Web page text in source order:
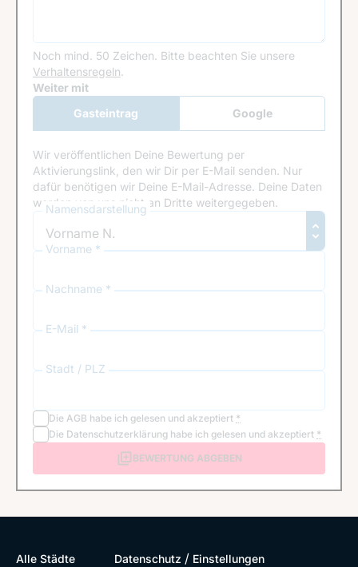
Noch mind. 50 Zeichen. Bitte beachten Sie unsere
Verhaltensregeln.
Google Recaptcha
Weiter mit
Gasteintrag
Google
Anmeldung
Wir veröffentlichen Deine Bewertung per
Aktivierungslink, den wir Dir per E-Mail senden. Nur
dafür benötigen wir Deine E-Mail-Adresse. Deine Daten
werden von uns nicht an Dritte weitergegeben.
Namensdarstellung
Vorname *
Nachname *
E-Mail *
Stadt / PLZ
Die AGB habe ich gelesen und akzeptiert *
Die Datenschutzerklärung habe ich gelesen und akzeptiert *
BEWERTUNG ABGEBEN
Alle Städte
Datenschutz / Einstellungen